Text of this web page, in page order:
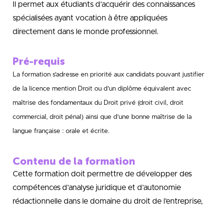
Il permet aux étudiants d’acquérir des connaissances
spécialisées ayant vocation à être appliquées
directement dans le monde professionnel.
Pré-requis
La formation s’adresse en priorité aux candidats pouvant justifier
de la licence mention Droit ou d’un diplôme équivalent avec
maîtrise des fondamentaux du Droit privé (droit civil, droit
commercial, droit pénal) ainsi que d’une bonne maîtrise de la
langue française : orale et écrite.
Contenu de la formation
Cette formation doit permettre de développer des
compétences d’analyse juridique et d’autonomie
rédactionnelle dans le domaine du droit de l’entreprise,